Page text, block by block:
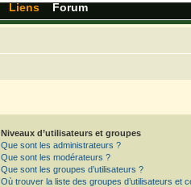
Liens Forum
Niveaux d’utilisateurs et groupes
Que sont les administrateurs ?
Que sont les modérateurs ?
Que sont les groupes d’utilisateurs ?
Où trouver la liste des groupes d’utilisateurs et